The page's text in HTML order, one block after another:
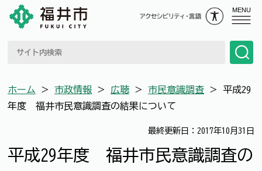
MENU
ホーム ＞ 市政情報 ＞ 広聴 ＞ 市民意識調査 ＞ 平成29
年度 福井市民意識調査の結果について
最終更新日：2017年10月31日
平成29年度 福井市民意識調査の